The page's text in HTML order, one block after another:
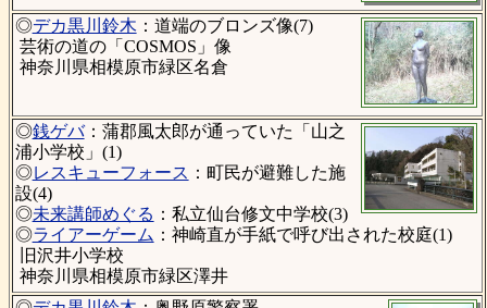
◎デカ黒川鈴木 ：道端のブロンズ像(7)
芸術の道の「COSMOS」像
神奈川県相模原市緑区名倉
◎銭ゲバ：蒲郡風太郎が通っていた「山之
浦小学校」(1)
◎レスキューフォース ：町民が避難した施
設(4)
◎未来講師めぐる ：私立仙台修文中学校(3)
◎ライアーゲーム ：神崎直が手紙で呼び出された校庭(1)
旧沢井小学校
神奈川県相模原市緑区澤井